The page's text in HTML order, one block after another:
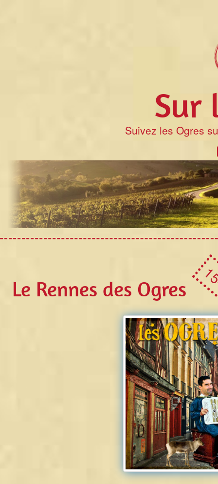
Sur
Suivez les Ogres
Le Rennes des Ogres